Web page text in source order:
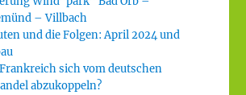
– Villbach
und die Folgen: April 2024 und
sich vom deutschen
abzukoppeln?